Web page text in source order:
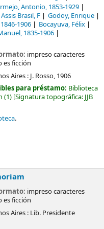
Antonio, 1853-1929
Brasil, F
Godoy, Enrique
1906
Bocayuva, Félix
, 1835-1906
impreso caracteres
es ficción
Aires : J. Rosso, 1906
para préstamo: Biblioteca
(1) Signatura topográfica: JJB
.
impreso caracteres
es ficción
Aires : Lib. Presidente